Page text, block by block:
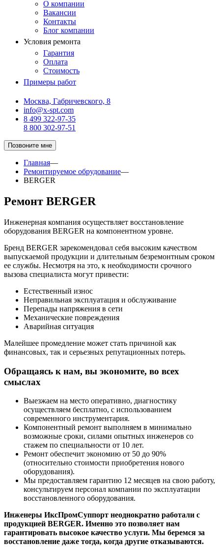
О компании
Вакансии
Контакты
Блог компании
Условия ремонта
Гарантия
Оплата
Стоимость
Примеры работ
Москва, Габричевского, 8
info@x-spt.com
8 499 322-97-35
8 800 302-97-51
Позвоните мне
Главная—
Ремонтируемое обрудование—
BERGER
Ремонт BERGER
Инженерная компания осуществляет восстановление
оборудования BERGER на компонентном уровне.
Бренд BERGER зарекомендовал себя высоким качеством
выпускаемой продукции и длительным безремонтным сроком
ее службы. Несмотря на это, к необходимости срочного
вызова специалиста могут привести:
Естественный износ
Неправильная эксплуатация и обслуживание
Перепады напряжения в сети
Механические повреждения
Аварийная ситуация
Малейшее промедление может стать причиной как
финансовых, так и серьезных репутационных потерь.
Обращаясь к нам, вы экономите, во всех
смыслах
Выезжаем на место оперативно, диагностику
осуществляем бесплатно, с использованием
современного инструментария.
Компонентный ремонт выполняем в минимально
возможные сроки, силами опытных инженеров со
стажем по специальности от 10 лет.
Ремонт обеспечит экономию от 50 до 90%
(относительно стоимости приобретения нового
оборудования).
Мы предоставляем гарантию 12 месяцев на свою работу,
консультируем персонал компании по эксплуатации
восстановленного оборудования.
Инженеры ИксПромСуппорт неоднократно работали с
продукцией BERGER. Именно это позволяет нам
гарантировать высокое качество услуги. Мы беремся за
восстановление даже тогда, когда другие отказываются.